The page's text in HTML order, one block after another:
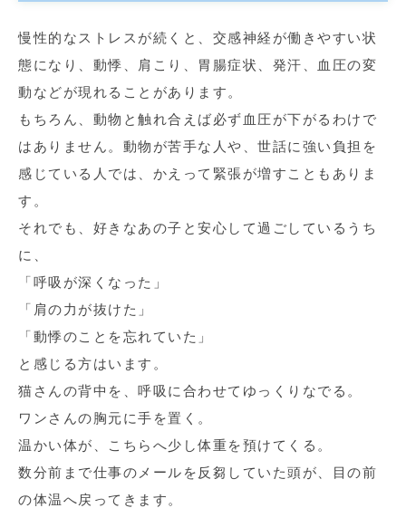
慢性的なストレスが続くと、交感神経が働きやすい状
態になり、動悸、肩こり、胃腸症状、発汗、血圧の変
動などが現れることがあります。
もちろん、動物と触れ合えば必ず血圧が下がるわけで
はありません。動物が苦手な人や、世話に強い負担を
感じている人では、かえって緊張が増すこともありま
す。
それでも、好きなあの子と安心して過ごしているうち
に、
「呼吸が深くなった」
「肩の力が抜けた」
「動悸のことを忘れていた」
と感じる方はいます。
猫さんの背中を、呼吸に合わせてゆっくりなでる。
ワンさんの胸元に手を置く。
温かい体が、こちらへ少し体重を預けてくる。
数分前まで仕事のメールを反芻していた頭が、目の前
の体温へ戻ってきます。